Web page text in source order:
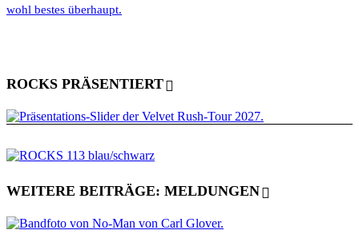
wohl bestes überhaupt.
ROCKS PRÄSENTIERT
WEITERE BEITRÄGE: MELDUNGEN